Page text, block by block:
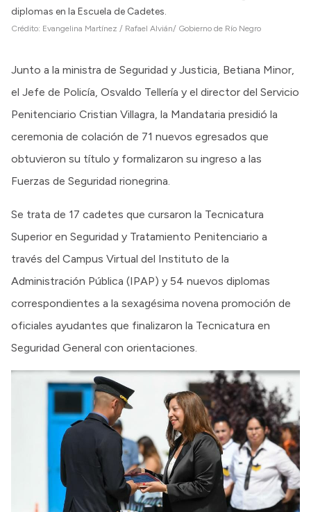
diplomas en la Escuela de Cadetes.
Crédito: Evangelina Martínez / Rafael Alvián/ Gobierno de Río Negro
Junto a la ministra de Seguridad y Justicia, Betiana Minor,
el Jefe de Policía, Osvaldo Tellería y el director del Servicio
Penitenciario Cristian Villagra, la Mandataria presidió la
ceremonia de colación de 71 nuevos egresados que
obtuvieron su título y formalizaron su ingreso a las
Fuerzas de Seguridad rionegrina.
Se trata de 17 cadetes que cursaron la Tecnicatura
Superior en Seguridad y Tratamiento Penitenciario a
través del Campus Virtual del Instituto de la
Administración Pública (IPAP) y 54 nuevos diplomas
correspondientes a la sexagésima novena promoción de
oficiales ayudantes que finalizaron la Tecnicatura en
Seguridad General con orientaciones.